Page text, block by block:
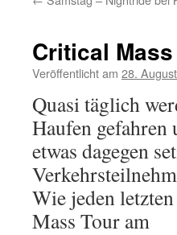
Critical
Veröffentlicht am 28.
Quasi täglich
Haufen
etwas dagegen
Wie jeden
Mass Tour am